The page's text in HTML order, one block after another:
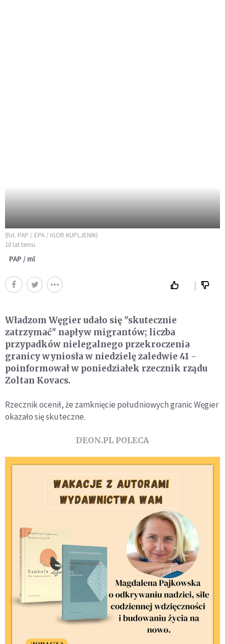
(fot. PAP / EPA / IGOR KUPLJENIK)
10 lat temu
PAP / ml
Władzom Węgier udało się "skutecznie
zatrzymać" napływ migrantów; liczba
przypadków nielegalnego przekroczenia
granicy wyniosła w niedzielę zaledwie 41 -
poinformował w poniedziałek rzecznik rządu
Zoltan Kovacs.
Rzecznik ocenił, że zamknięcie południowych granic Węgier
okazało się skuteczne.
DEON.PL POLECA